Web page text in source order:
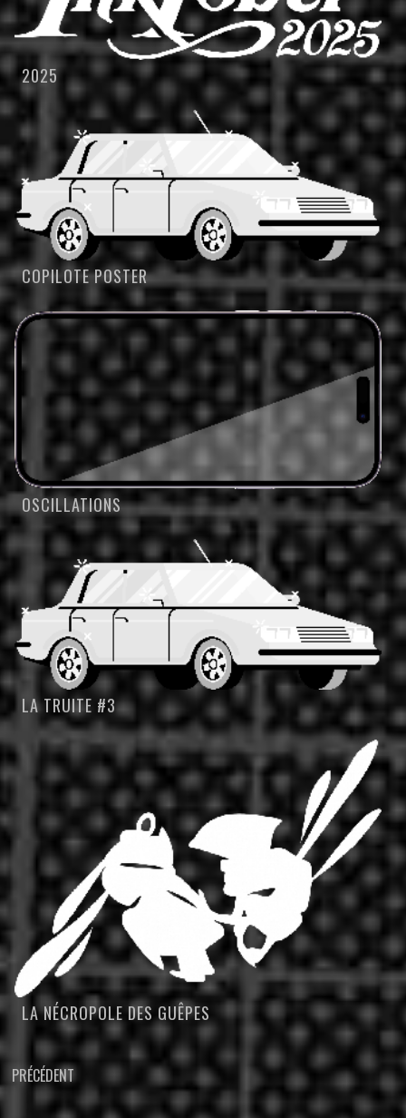
2025
COPILOTE POSTER
OSCILLATIONS
LA TRUITE #3
LA NÉCROPOLE DES GUÊPES
NAVIGATION
PRÉCÉDENT